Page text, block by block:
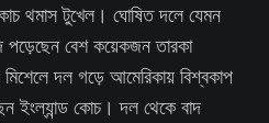
থমাস টুখেল। ঘোষিত দলে যেমন
পড়েছেন বেশ কয়েকজন তারকা
দল গড়ে আমেরিকায় বিশ্বকাপ
ইংল্যান্ড কোচ। দল থেকে বাদ